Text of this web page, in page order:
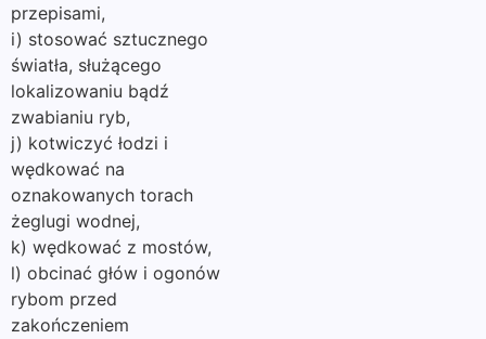
przepisami,
i) stosować sztucznego
światła, służącego
lokalizowaniu bądź
zwabianiu ryb,
j) kotwiczyć łodzi i
wędkować na
oznakowanych torach
żeglugi wodnej,
k) wędkować z mostów,
l) obcinać głów i ogonów
rybom przed
zakończeniem